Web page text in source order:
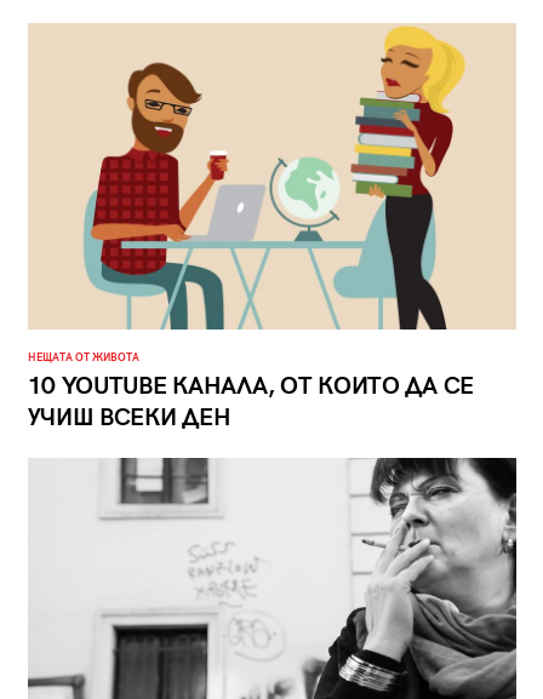
НЕЩАТА ОТ ЖИВОТА
10 YOUTUBE КАНАЛА, ОТ КОИТО ДА СЕ
УЧИШ ВСЕКИ ДЕН